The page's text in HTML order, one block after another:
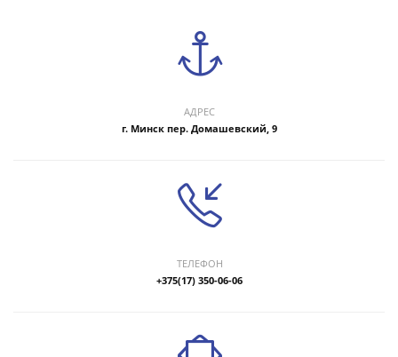
АДРЕС
г. Минск пер. Домашевский, 9
ТЕЛЕФОН
+375(17) 350-06-06